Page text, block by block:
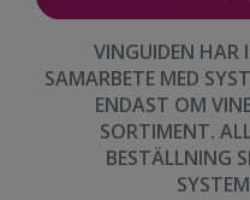
VINGUIDEN HAR
SAMARBETE MED
ENDAST OM
SORTIMENT.
BESTÄLLNING